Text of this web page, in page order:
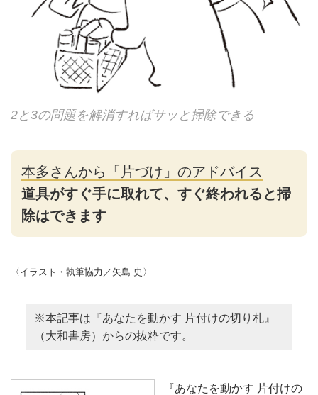
2と3の問題を解消すればサッと掃除できる
本多さんから「片づけ」のアドバイス
道具がすぐ手に取れて、すぐ終われると掃
除はできます
〈イラスト・執筆協力／矢島 史〉
※本記事は『あなたを動かす 片付けの切り札』
（大和書房）からの抜粋です。
『あなたを動かす 片付けの